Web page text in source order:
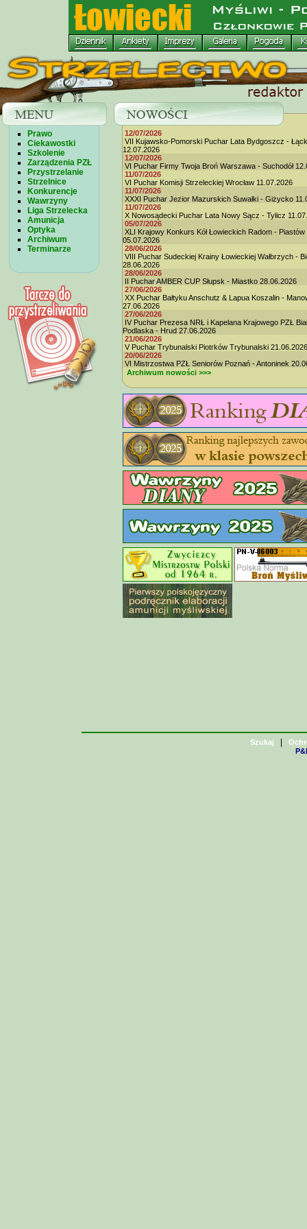
Prawo
Ciekawostki
Szkolenie
Zarządzenia PZŁ
Przystrzelanie
Strzelnice
Konkurencje
Wawrzyny
Liga Strzelecka
Amunicja
Optyka
Archiwum
Terminarze
12/07/2026
VII Kujawsko-Pomorski Puchar Lata Bydgoszcz -
12.07.2026
12/07/2026
VI Puchar Firmy Twoja Broń Warszawa - Suchodół
11/07/2026
VI Puchar Komisji Strzeleckiej Wrocław 11.07.2026
11/07/2026
XXXI Puchar Jezior Mazurskich Suwałki - Giżycko
11/07/2026
X Nowosądecki Puchar Lata Nowy Sącz - Tylicz
05/07/2026
XLI Krajowy Konkurs Kół Łowieckich Radom - Piastów
05.07.2026
28/06/2026
VIII Puchar Sudeckiej Krainy Łowieckiej Wałbrzych -
28.06.2026
28/06/2026
II Puchar AMBER CUP Słupsk - Miastko 28.06.2026
27/06/2026
XX Puchar Bałtyku Anschutz & Lapua Koszalin -
27.06.2026
27/06/2026
IV Puchar Prezesa NRŁ i Kapelana Krajowego PZŁ
Podlaska - Hrud 27.06.2026
21/06/2026
V Puchar Trybunalski Piotrków Trybunalski 21.06.2026
20/06/2026
VI Mistrzostwa PZŁ Seniorów Poznań - Antoninek
Archiwum nowości >>>
Szukaj